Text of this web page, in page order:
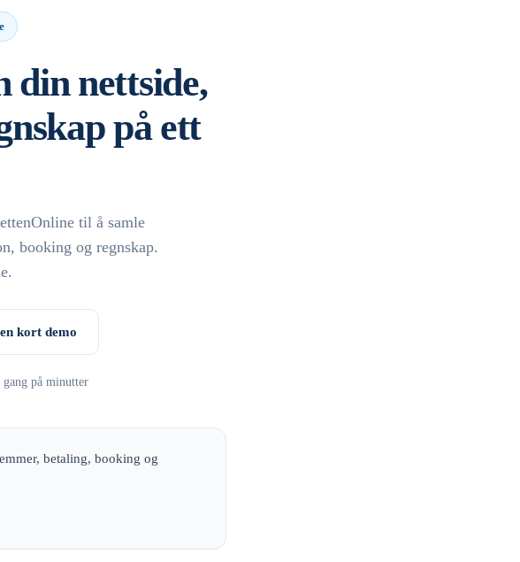
din nettside,
på ett
til å samle
booking og regnskap.
kort demo
på minutter
betaling, booking og